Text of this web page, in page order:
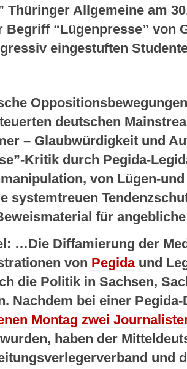
Thüringer Allgemeine am
Begriff “Lügenpresse” von
eingestuften
deutschen
– Glaubwürdigkeit und
Kritik durch Pegida-
von Lügen-
systemtreuen
für
…Die Diffamierung der
von Pegidaund
die Politik in Sachsen,
Nachdem bei einer
Montag zwei
wurden, haben der
und